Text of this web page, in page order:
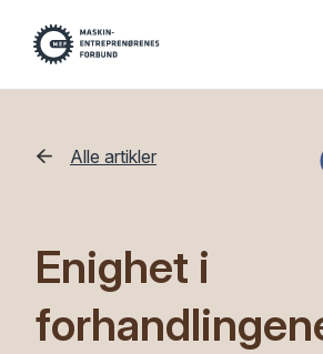
Alle artikler
Enighet i